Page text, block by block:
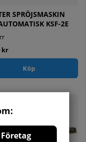
Företag
SPRÖJSMASKIN
KSF-2E
kr
Köp